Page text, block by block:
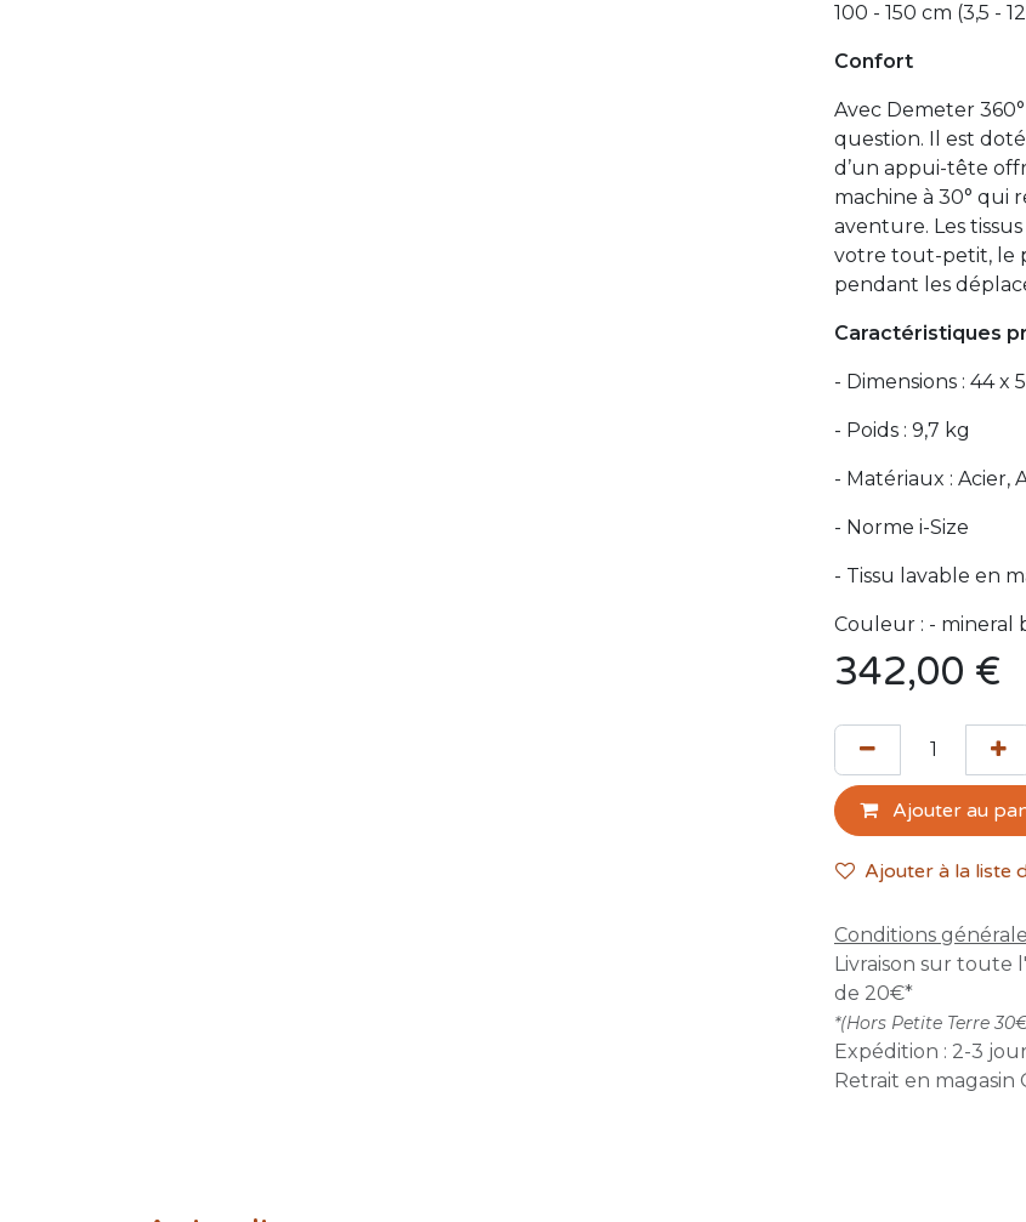
100 - 150 cm (3,5 -
Confort
Avec Demeter
question. Il est
d’un appui-tête
machine à 30° qui
aventure. Les
votre tout-petit, le
pendant les
Caractéristiques
- Dimensions : 44 x
- Poids : 9,7 kg
- Matériaux : Acier,
- Norme i-Size
- Tissu lavable en
Couleur : - mineral
342,00 €
Ajouter au
Ajouter à la liste
Conditions
Livraison sur toute
de 20€*
*(Hors Petite Terre
Expédition : 2-3
Retrait en magasin